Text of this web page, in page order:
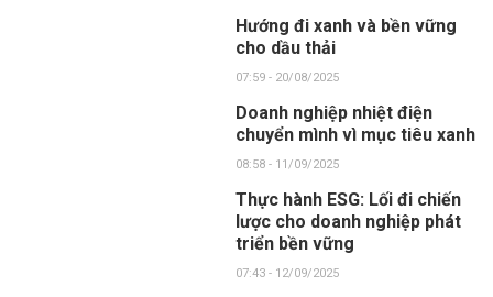
Hướng đi xanh và bền vững
cho dầu thải
07:59 - 20/08/2025
Doanh nghiệp nhiệt điện
chuyển mình vì mục tiêu xanh
08:58 - 11/09/2025
Thực hành ESG: Lối đi chiến
lược cho doanh nghiệp phát
triển bền vững
07:43 - 12/09/2025